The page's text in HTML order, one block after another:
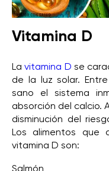
Vitamina D
Lavitamina D se
de la luz solar.
sano el sistema
absorción del calcio.
disminución del
Los alimentos que
vitamina D son:
Salmón